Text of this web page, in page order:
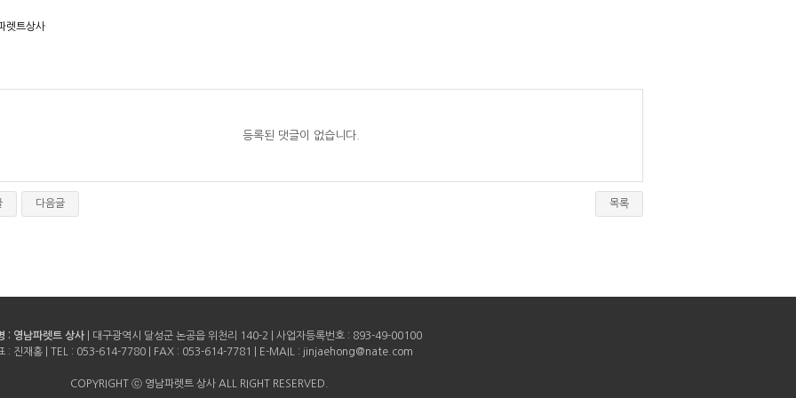
렛트상사
등록된 댓글이 없습니다.
다음글 목록
: 영남파렛트 상사 | 대구광역시 달성군 논공읍 위천리 140-2 | 사업자등록번호 : 893-49-00100
: 진재홍 | TEL : 053-614-7780| FAX : 053-614-7781 | E-MAIL : jinjaehong@nate.com
COPYRIGHT ⓒ 영남파렛트 상사 ALL RIGHT RESERVED.